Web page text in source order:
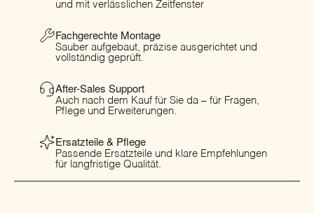
und mit verlässlichen Zeitfenster
Fachgerechte Montage
Sauber aufgebaut, präzise ausgerichtet und
vollständig geprüft.
After-Sales Support
Auch nach dem Kauf für Sie da – für Fragen,
Pflege und Erweiterungen.
Ersatzteile & Pflege
Passende Ersatzteile und klare Empfehlungen
für langfristige Qualität.